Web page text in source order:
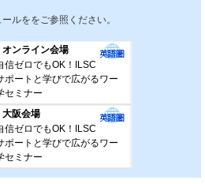
ルををご参照ください。
ンライン会場
信ゼロでもOK！ILSC
ポートと学びで広がるワー
セミナー
阪会場
信ゼロでもOK！ILSC
ポートと学びで広がるワー
セミナー